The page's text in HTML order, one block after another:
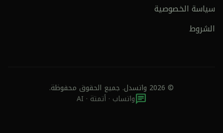
سياسة الخصوصية
الشروط
© 2026 واتسدل. جميع الحقوق محفوظة.
chatواتساب · أتمتة · AI